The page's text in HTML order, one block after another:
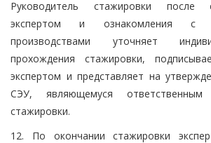
Руководитель стажировки после
экспертом и ознакомления с
производствами уточняет
прохождения стажировки,
экспертом и представляет на
СЭУ, являющемуся ответственным
стажировки.
12. По окончании стажировки